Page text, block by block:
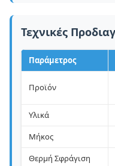
Τεχνικές
Παράμετρος
Προϊόν
Υλικά
Μήκος
Θερμή Σφράγιση